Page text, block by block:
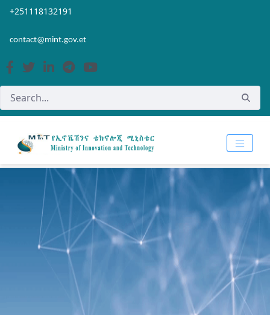
Skip to Main Content
Open Accessibility Menu
+251118132191
contact@mint.gov.et